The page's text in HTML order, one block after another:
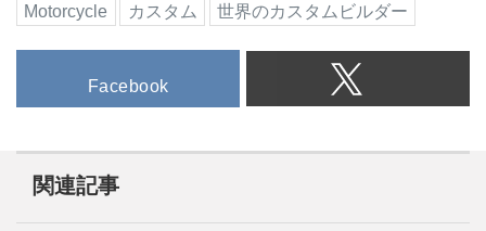
Motorcycle カスタム 世界のカスタムビルダー
Facebook
関連記事